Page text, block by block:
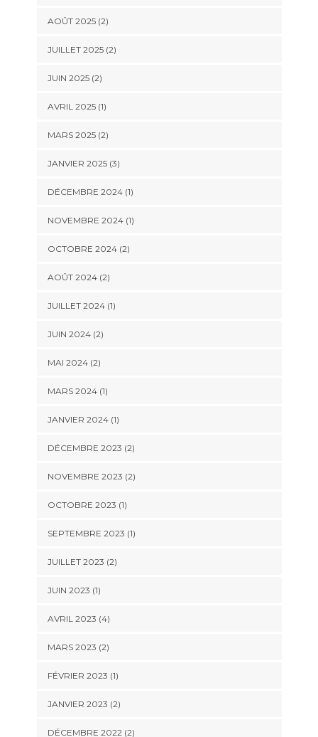
AOÛT 2025(2)
JUILLET 2025(2)
JUIN 2025(2)
AVRIL 2025(1)
MARS 2025(2)
JANVIER 2025(3)
DÉCEMBRE 2024(1)
NOVEMBRE 2024(1)
OCTOBRE 2024(2)
AOÛT 2024(2)
JUILLET 2024(1)
JUIN 2024(2)
MAI 2024(2)
MARS 2024(1)
JANVIER 2024(1)
DÉCEMBRE 2023 (2)
NOVEMBRE 2023 (2)
OCTOBRE 2023 (1)
SEPTEMBRE 2023 (1)
JUILLET 2023 (2)
JUIN 2023 (1)
AVRIL 2023 (4)
MARS 2023 (2)
FÉVRIER 2023 (1)
JANVIER 2023 (2)
DÉCEMBRE 2022(2)